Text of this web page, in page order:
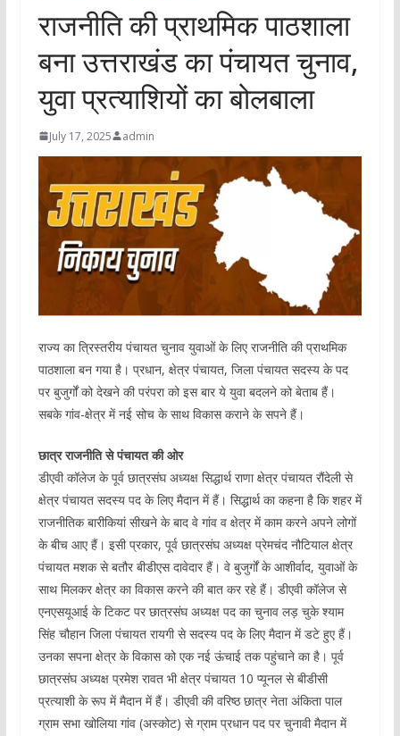
राजनीति की प्राथमिक पाठशाला
बना उत्तराखंड का पंचायत चुनाव,
युवा प्रत्याशियों का बोलबाला
July 17, 2025 admin
राज्य का त्रिस्तरीय पंचायत चुनाव युवाओं के लिए राजनीति की प्राथमिक
पाठशाला बन गया है। प्रधान, क्षेत्र पंचायत, जिला पंचायत सदस्य के पद
पर बुजुर्गों को देखने की परंपरा को इस बार ये युवा बदलने को बेताब हैं।
सबके गांव-क्षेत्र में नई सोच के साथ विकास कराने के सपने हैं।
छात्र राजनीति से पंचायत की ओर
डीएवी कॉलेज के पूर्व छात्रसंघ अध्यक्ष सिद्धार्थ राणा क्षेत्र पंचायत रौंदेली से
क्षेत्र पंचायत सदस्य पद के लिए मैदान में हैं। सिद्धार्थ का कहना है कि शहर में
राजनीतिक बारीकियां सीखने के बाद वे गांव व क्षेत्र में काम करने अपने लोगों
के बीच आए हैं। इसी प्रकार, पूर्व छात्रसंघ अध्यक्ष प्रेमचंद नौटियाल क्षेत्र
पंचायत मशक से बतौर बीडीएस दावेदार हैं। वे बुजुर्गों के आशीर्वाद, युवाओं के
साथ मिलकर क्षेत्र का विकास करने की बात कर रहे हैं। डीएवी कॉलेज से
एनएसयूआई के टिकट पर छात्रसंघ अध्यक्ष पद का चुनाव लड़ चुके श्याम
सिंह चौहान जिला पंचायत रायगी से सदस्य पद के लिए मैदान में डटे हुए हैं।
उनका सपना क्षेत्र के विकास को एक नई ऊंचाई तक पहुंचाने का है। पूर्व
छात्रसंघ अध्यक्ष प्रमेश रावत भी क्षेत्र पंचायत 10 प्यूनल से बीडीसी
प्रत्याशी के रूप में मैदान में हैं। डीएवी की वरिष्ठ छात्र नेता अंकिता पाल
ग्राम सभा खोलिया गांव (अस्कोट) से ग्राम प्रधान पद पर चुनावी मैदान में